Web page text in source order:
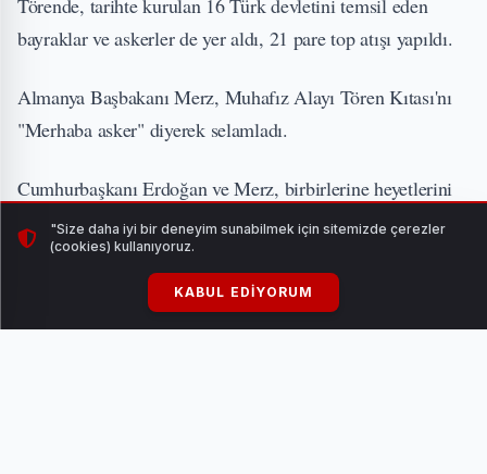
Törende, tarihte kurulan 16 Türk devletini temsil eden
bayraklar ve askerler de yer aldı, 21 pare top atışı yapıldı.
Almanya Başbakanı Merz, Muhafız Alayı Tören Kıtası'nı
"Merhaba asker" diyerek selamladı.
Cumhurbaşkanı Erdoğan ve Merz, birbirlerine heyetlerini
takdim etti. Cumhurbaşkanı Erdoğan ve Merz,
merdivenlerde Türkiye ve Almanya bayrakları önünde
tokalaşarak basın mensuplarına poz verdi.
"Size daha iyi bir deneyim sunabilmek için sitemizde çerezler
(cookies) kullanıyoruz.
KABUL EDIYORUM